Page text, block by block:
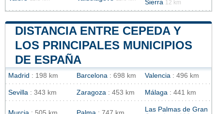
Sierra 12 km
DISTANCIA ENTRE CEPEDA Y
LOS PRINCIPALES MUNICIPIOS
DE ESPAÑA
Madrid : 198 km Barcelona : 698 km Valencia : 496 km
Sevilla : 343 km Zaragoza : 453 km Málaga : 441 km
Las Palmas de Gran